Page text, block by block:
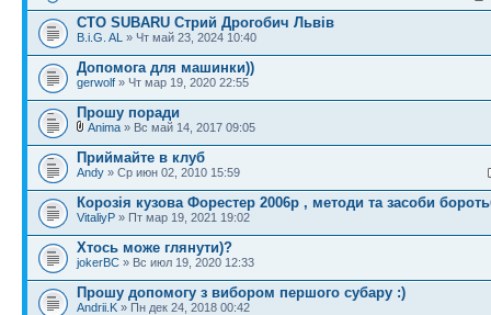
СТО SUBARU Стрий Дрогобич Львів
B.i.G. AL » Чт май 23, 2024 10:40
Допомога для машинки))
gerwolf » Чт мар 19, 2020 22:55
Прошу поради
Anima » Вс май 14, 2017 09:05
Приймайте в клуб
Andy » Ср июн 02, 2010 15:59
Корозія кузова Форестер 2006р , методи та засоби
VitaliyP » Пт мар 19, 2021 19:02
Хтось може глянути)?
jokerBC » Вс июл 19, 2020 12:33
Прошу допомогу з вибором першого субару :)
Andrii.K » Пн дек 24, 2018 00:42